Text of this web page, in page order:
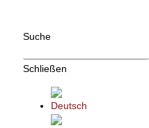
Suche
Schließen